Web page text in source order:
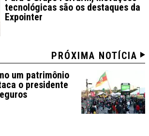
tecnológicas são os destaques da
Expointer
PRÓXIMA NOTÍCIA
um patrimônio
o presidente